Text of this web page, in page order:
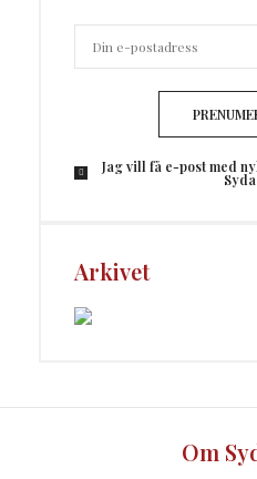
Jag vill få e-post med
Arkivet
Om